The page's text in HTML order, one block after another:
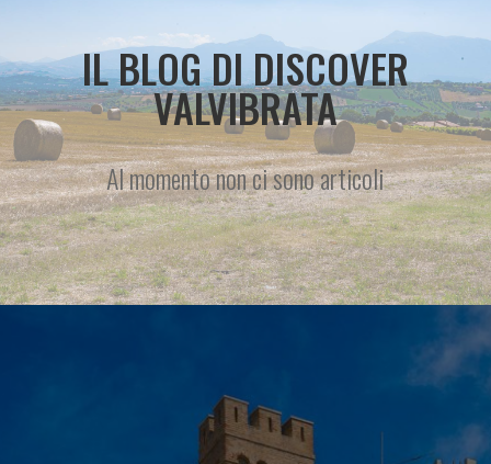
IL BLOG DI DISCOVER
VALVIBRATA
Al momento non ci sono articoli